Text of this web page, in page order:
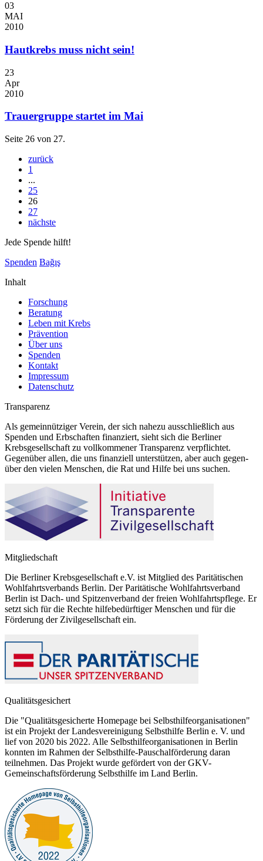
03
MAI
2010
Hautkrebs muss nicht sein!
23
Apr
2010
Trauergruppe startet im Mai
Seite 26 von 27.
zurück
1
...
25
26
27
nächste
Jede Spende hilft!
Spenden Bağış
Inhalt
Forschung
Beratung
Leben mit Krebs
Prävention
Über uns
Spenden
Kontakt
Impressum
Datenschutz
Transparenz
Als gemeinnütziger Verein, der sich nahezu ausschließlich aus
Spenden und Erbschaften finanziert, sieht sich die Berliner
Krebsgesellschaft zu vollkommener Transparenz verpflichtet.
Gegenüber allen, die uns finanziell unterstützen, aber auch gegen-
über den vielen Menschen, die Rat und Hilfe bei uns suchen.
Mitgliedschaft
Die Berliner Krebsgesellschaft e.V. ist Mitglied des Paritätischen
Wohlfahrtsverbands Berlin. Der Paritätische Wohlfahrtsverband
Berlin ist Dach- und Spitzenverband der freien Wohlfahrtspflege. Er
setzt sich für die Rechte hilfebedürftiger Menschen und für die
Förderung der Zivilgesellschaft ein.
Qualitätsgesichert
Die "Qualitätsgesicherte Homepage bei Selbsthilfeorganisationen"
ist ein Projekt der Landesvereinigung Selbsthilfe Berlin e. V. und
lief von 2020 bis 2022. Alle Selbsthilfeorganisationen in Berlin
konnten im Rahmen der Selbsthilfe-Pauschalförderung daran
teilnehmen. Das Projekt wurde gefördert von der GKV-
Gemeinschaftsförderung Selbsthilfe im Land Berlin.